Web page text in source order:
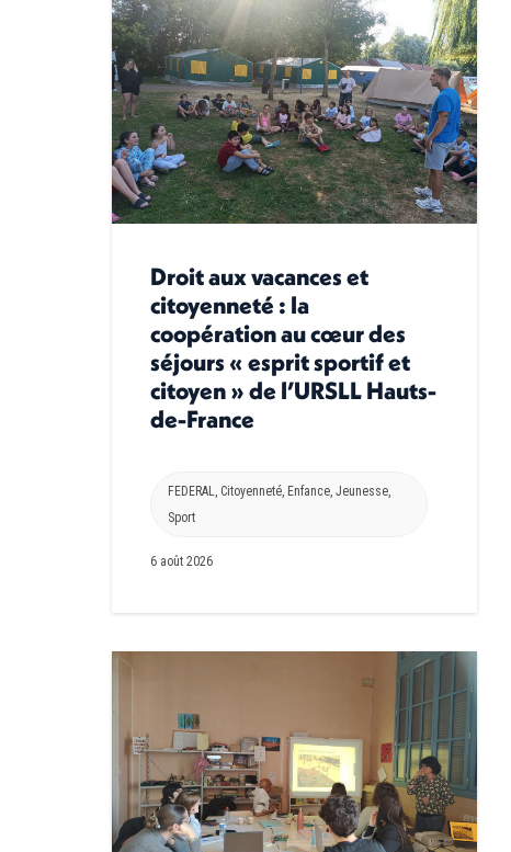
Droit aux vacances et
citoyenneté : la
coopération au cœur des
séjours « esprit sportif et
citoyen » de l’URSLL Hauts-
de-France
FEDERAL Citoyenneté Enfance Jeunesse
Sport
6 août 2026